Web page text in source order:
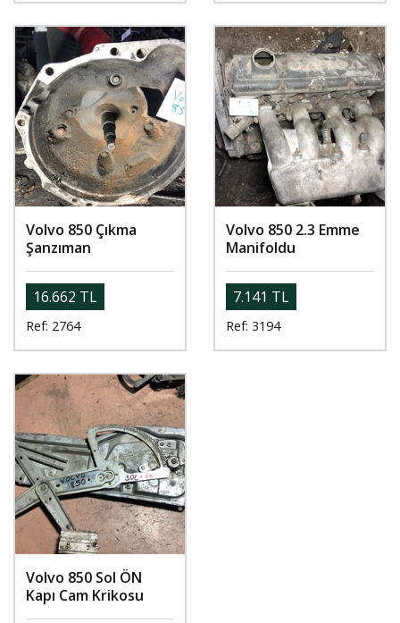
Volvo 850 Çıkma
Şanzıman
16.662 TL
Ref: 2764
Volvo 850 2.3 Emme
Manifoldu
7.141 TL
Ref: 3194
Volvo 850 Sol ÖN
Kapı Cam Krikosu